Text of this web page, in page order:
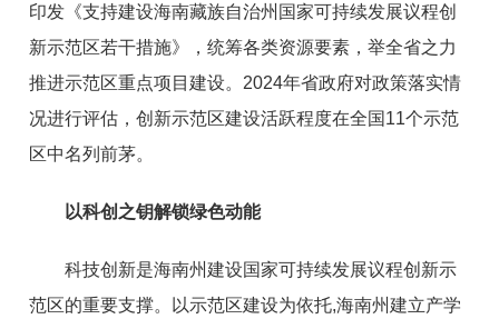
印发《支持建设海南藏族自治州国家可持续发展议程创
新示范区若干措施》，统筹各类资源要素，举全省之力
推进示范区重点项目建设。2024年省政府对政策落实情
况进行评估，创新示范区建设活跃程度在全国11个示范
区中名列前茅。
以科创之钥解锁绿色动能
科技创新是海南州建设国家可持续发展议程创新示
范区的重要支撑。以示范区建设为依托,海南州建立产学